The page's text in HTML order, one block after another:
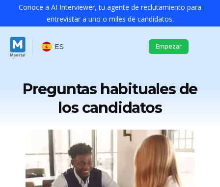
Conoce a AI Interviewer, tu agente de reclutamiento para
entrevistar a uno o miles de candidatos.
ES Empezar
Preguntas habituales de
los candidatos